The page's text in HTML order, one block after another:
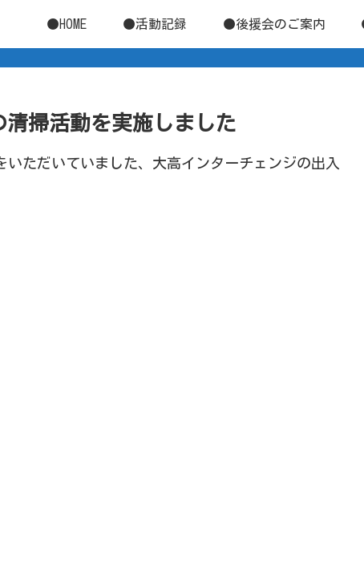
●HOME ●活動記録 ●後援会のご案内
掃活動を実施しました
ただいていました、大高インターチェンジの出入